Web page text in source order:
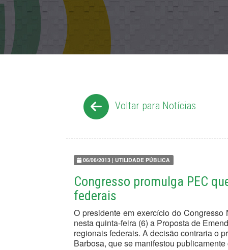
Voltar para Notícias
06/06/2013 | UTILIDADE PÚBLICA
Congresso promulga PEC
federais
O presidente em exercício do
nesta quinta-feira (6) a Proposta de
regionais federais. A decisão contraria o
Barbosa, que se manifestou